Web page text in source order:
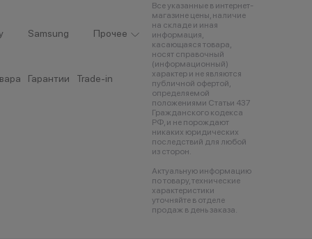
Samsung Прочее
Гарантии
Trade-in
Все указанные в интернет-
магазине цены, наличие
на складе и иная
информация,
касающаяся товара,
носят справочный
(информационный)
характер и не являются
публичной офертой,
определяемой
положениями Статьи 437
Гражданского кодекса
РФ, и не порождают
никаких юридических
последствий для любой
из сторон.
Актуальную информацию
по товару, технические
характеристики
уточняйте в отделе
продаж в день заказа.